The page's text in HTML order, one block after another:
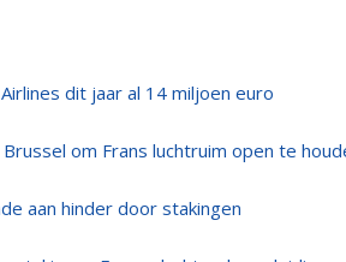
dit jaar al 14 miljoen euro
om Frans luchtruim open te
aan hinder door stakingen